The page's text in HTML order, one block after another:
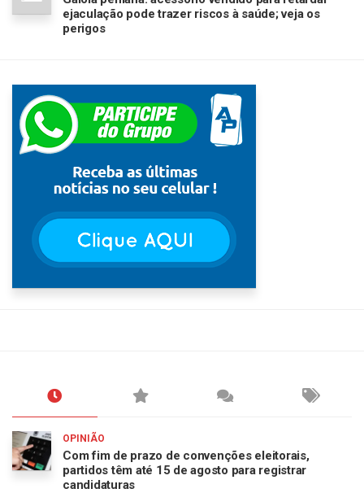
ejaculação pode trazer riscos à saúde; veja os
perigos
OPINIÃO
Com fim de prazo de convenções eleitorais,
partidos têm até 15 de agosto para registrar
candidaturas